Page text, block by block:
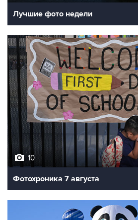
10
Фотохроника 7 августа